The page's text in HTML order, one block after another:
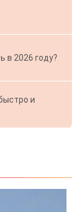
в 2026 году?
и